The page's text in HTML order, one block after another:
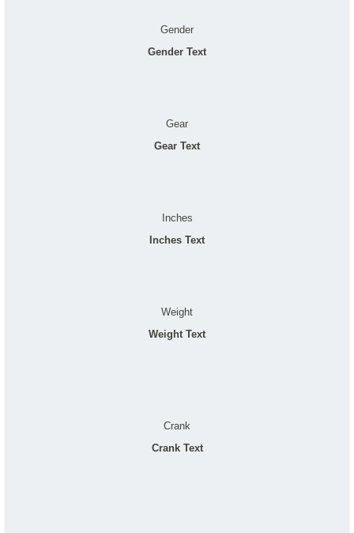
Gender
Gender Text
Gear
Gear Text
Inches
Inches Text
Weight
Weight Text
Crank
Crank Text